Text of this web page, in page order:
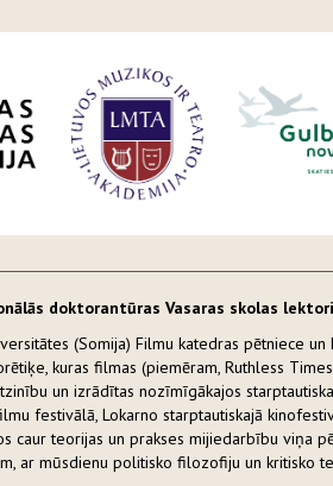
doktorantūras Vasaras skolas
(Somija) Filmu katedras pētniece
kuras filmas (piemēram, Ruthless
un izrādītas nozīmīgākajos
festivālā, Lokarno starptautiskajā
caur teorijas un prakses mijiedarbību viņa
ar mūsdienu politisko filozofiju un kritisko